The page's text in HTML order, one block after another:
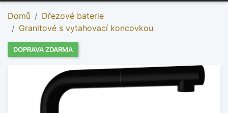
Domů
Dřezové baterie
Granitové s vytahovací koncovkou
DOPRAVA ZDARMA